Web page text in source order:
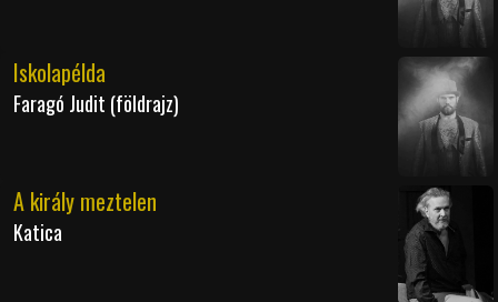
Iskolapélda
Faragó Judit (földrajz)
A király meztelen
Katica